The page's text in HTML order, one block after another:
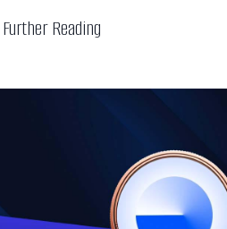
Further Reading